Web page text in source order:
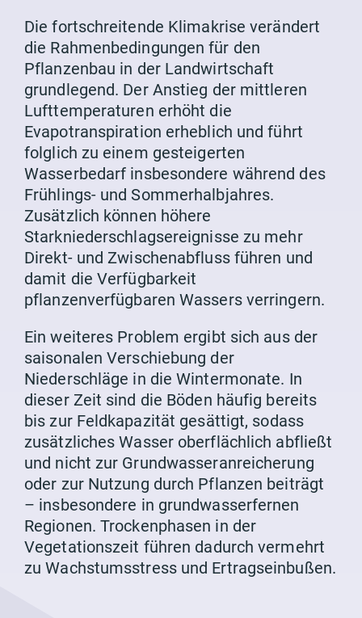
Die fortschreitende Klimakrise verändert
die Rahmenbedingungen für den
Pflanzenbau in der Landwirtschaft
grundlegend. Der Anstieg der mittleren
Lufttemperaturen erhöht die
Evapotranspiration erheblich und führt
folglich zu einem gesteigerten
Wasserbedarf insbesondere während des
Frühlings- und Sommerhalbjahres.
Zusätzlich können höhere
Starkniederschlagsereignisse zu mehr
Direkt- und Zwischenabfluss führen und
damit die Verfügbarkeit
pflanzenverfügbaren Wassers verringern.
Ein weiteres Problem ergibt sich aus der
saisonalen Verschiebung der
Niederschläge in die Wintermonate. In
dieser Zeit sind die Böden häufig bereits
bis zur Feldkapazität gesättigt, sodass
zusätzliches Wasser oberflächlich abfließt
und nicht zur Grundwasseranreicherung
oder zur Nutzung durch Pflanzen beiträgt
– insbesondere in grundwasserfernen
Regionen. Trockenphasen in der
Vegetationszeit führen dadurch vermehrt
zu Wachstumsstress und Ertragseinbußen.